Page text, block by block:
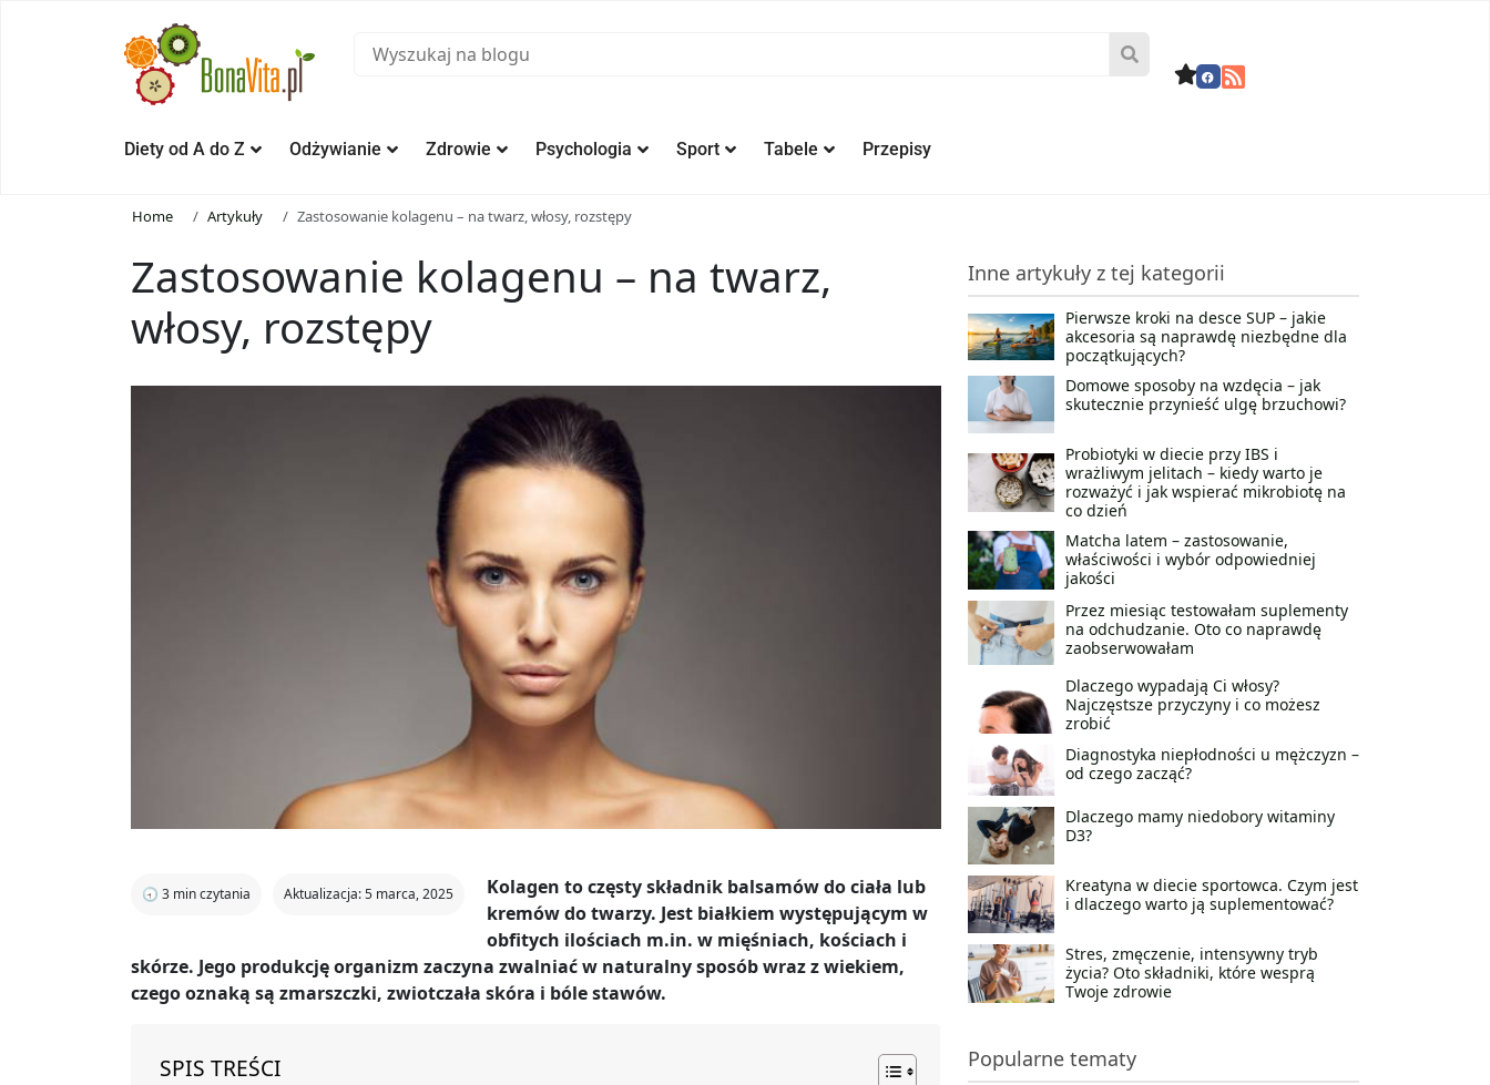
Diety od A do Z Odżywianie Zdrowie Psychologia Sport Tabele Przepisy
Home Artykuły Zastosowanie kolagenu – na twarz, włosy, rozstępy
Zastosowanie kolagenu – na twarz,
włosy, rozstępy
🕣 3 min czytania Aktualizacja: 5 marca, 2025
Kolagen to częsty składnik balsamów do ciała lub
kremów do twarzy. Jest białkiem występującym w
obfitych ilościach m.in. w mięśniach, kościach i
skórze. Jego produkcję organizm zaczyna zwalniać w naturalny sposób wraz z wiekiem,
czego oznaką są zmarszczki, zwiotczała skóra i bóle stawów.
SPIS TREŚCI
Inne artykuły z tej kategorii
Pierwsze kroki na desce SUP – jakie
akcesoria są naprawdę niezbędne dla
początkujących?
Domowe sposoby na wzdęcia – jak
skutecznie przynieść ulgę brzuchowi?
Probiotyki w diecie przy IBS i
wrażliwym jelitach – kiedy warto je
rozważyć i jak wspierać mikrobiotę na
co dzień
Matcha latem – zastosowanie,
właściwości i wybór odpowiedniej
jakości
Przez miesiąc testowałam suplementy
na odchudzanie. Oto co naprawdę
zaobserwowałam
Dlaczego wypadają Ci włosy?
Najczęstsze przyczyny i co możesz
zrobić
Diagnostyka niepłodności u mężczyzn –
od czego zacząć?
Dlaczego mamy niedobory witaminy
D3?
Kreatyna w diecie sportowca. Czym jest
i dlaczego warto ją suplementować?
Stres, zmęczenie, intensywny tryb
życia? Oto składniki, które wesprą
Twoje zdrowie
Popularne tematy